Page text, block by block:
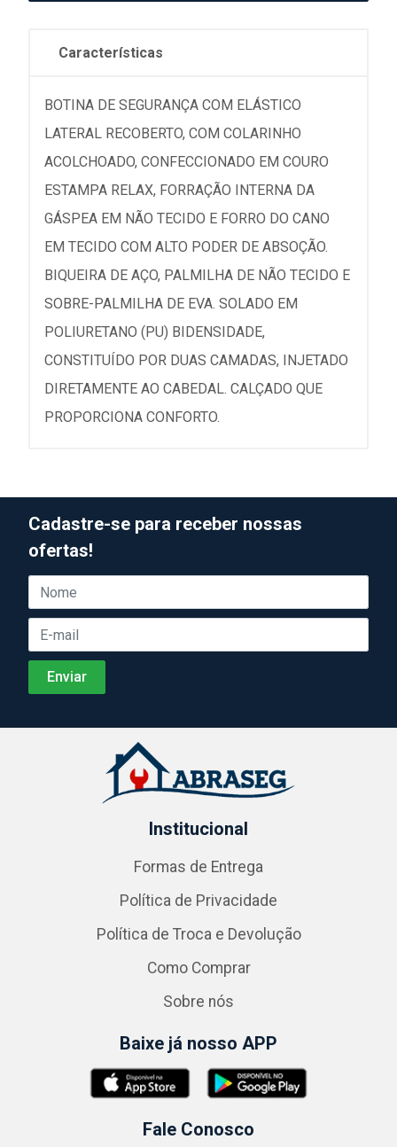
Características
BOTINA DE SEGURANÇA COM ELÁSTICO
LATERAL RECOBERTO, COM COLARINHO
ACOLCHOADO, CONFECCIONADO EM COURO
ESTAMPA RELAX, FORRAÇÃO INTERNA DA
GÁSPEA EM NÃO TECIDO E FORRO DO CANO
EM TECIDO COM ALTO PODER DE ABSOÇÃO.
BIQUEIRA DE AÇO, PALMILHA DE NÃO TECIDO E
SOBRE-PALMILHA DE EVA. SOLADO EM
POLIURETANO (PU) BIDENSIDADE,
CONSTITUÍDO POR DUAS CAMADAS, INJETADO
DIRETAMENTE AO CABEDAL. CALÇADO QUE
PROPORCIONA CONFORTO.
Cadastre-se para receber nossas
ofertas!
Institucional
Formas de Entrega
Política de Privacidade
Política de Troca e Devolução
Como Comprar
Sobre nós
Baixe já nosso APP
Fale Conosco